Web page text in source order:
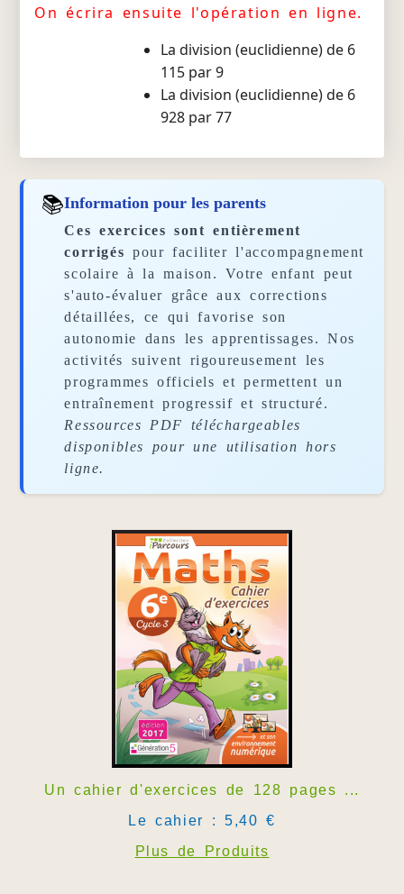
On écrira ensuite l'opération en ligne.
La division (euclidienne) de 6
115 par 9
La division (euclidienne) de 6
928 par 77
📚Information pour les parents
Ces exercices sont entièrement
corrigés pour faciliter l'accompagnement
scolaire à la maison. Votre enfant peut
s'auto-évaluer grâce aux corrections
détaillées, ce qui favorise son
autonomie dans les apprentissages. Nos
activités suivent rigoureusement les
programmes officiels et permettent un
entraînement progressif et structuré.
Ressources PDF téléchargeables
disponibles pour une utilisation hors
ligne.
Un cahier d'exercices de 128 pages ...
Le cahier : 5,40 €
Plus de Produits